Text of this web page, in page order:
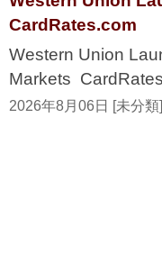
CardRates.com
Western Union
Markets
2026年8月06日 [未分類]